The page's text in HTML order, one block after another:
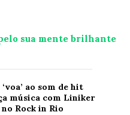
sua mente brilhante
ao som de hit
música com Liniker
Rock in Rio